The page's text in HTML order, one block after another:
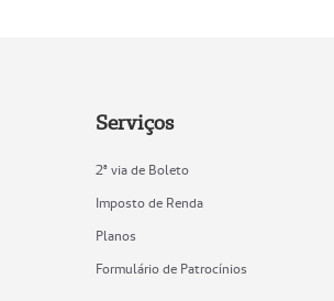
Serviços
2ª via de Boleto
Imposto de Renda
Planos
Formulário de Patrocínios